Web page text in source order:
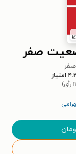
صفر
۴.۲ امتیاز